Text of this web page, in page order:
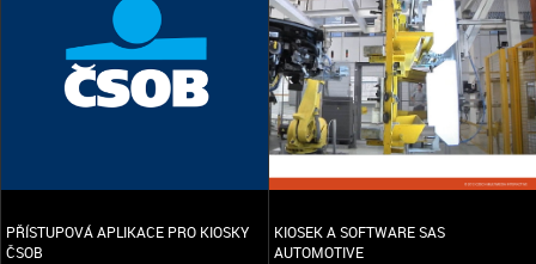
PŘÍSTUPOVÁ APLIKACE PRO KIOSKY
ČSOB
KIOSEK A SOFTWARE SAS
AUTOMOTIVE